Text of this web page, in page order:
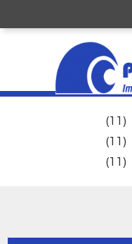
(11)
(11)
(11)